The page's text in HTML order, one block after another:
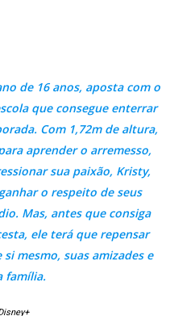
de 16 anos, aposta com o
que consegue enterrar
Com 1,72m de altura,
aprender o arremesso,
sua paixão, Kristy,
o respeito de seus
Mas, antes que consiga
ele terá que repensar
mesmo, suas amizades e
família.